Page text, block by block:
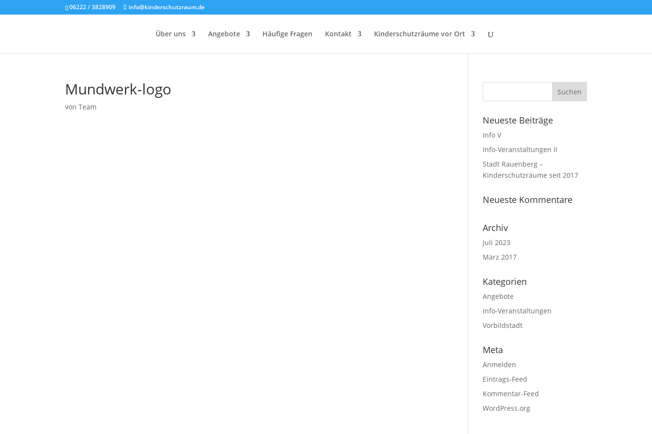
06222 / 3828909 info@kinderschutzraum.de
Über uns Angebote Häufige Fragen Kontakt Kinderschutzräume vor Ort
Mundwerk-logo
vonTeam
Neueste Beiträge
Info V
Info-Veranstaltungen II
Stadt Rauenberg –
Kinderschutzräume seit 2017
Neueste Kommentare
Archiv
Juli 2023
März 2017
Kategorien
Angebote
Info-Veranstaltungen
Vorbildstadt
Meta
Anmelden
Eintrags-Feed
Kommentar-Feed
WordPress.org